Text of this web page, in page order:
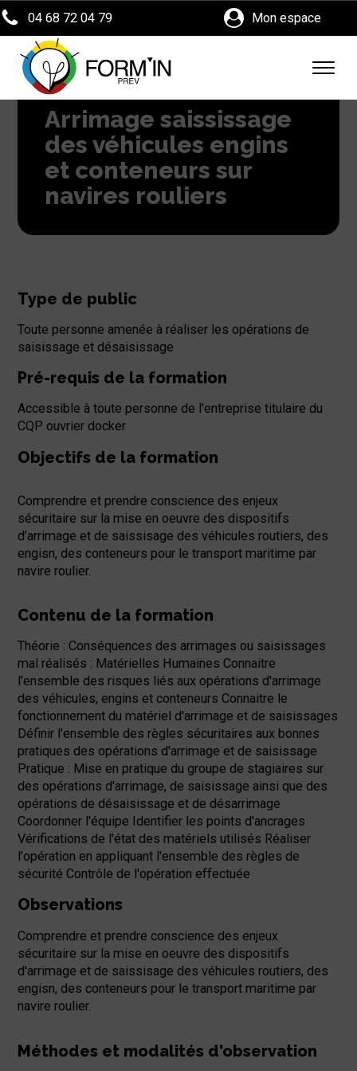
Arrimage saississage
des véhicules engins
et conteneurs sur
navires rouliers
Type de public
Toute personne amenée à réaliser les opérations de
saisissage et désaisissage
Pré-requis de la formation
Accessible à toute personne de l'entreprise titulaire du
CQP ouvrier docker
Objectifs de la formation
Comprendre et prendre conscience des enjeux
sécuritaire sur la mise en oeuvre des dispositifs
d’arrimage et de saissisage des véhicules routiers, des
engisn, des conteneurs pour le transport maritime par
navire roulier.
Contenu de la formation
Théorie : Conséquences des arrimages ou saisissages
mal réalisés : Matérielles Humaines Connaitre
l'ensemble des risques liés aux opérations d'arrimage
des véhicules, engins et conteneurs Connaitre le
fonctionnement du matériel d'arrimage et de saisissages
Définir l'ensemble des règles sécuritaires aux bonnes
pratiques des opérations d'arrimage et de saisissage
Pratique : Mise en pratique du groupe de stagiaires sur
des opérations d'arrimage, de saisissage ainsi que des
opérations de désaisissage et de désarrimage
Coordonner l'équipe Identifier les points d'ancrages
Vérifications de l'état des matériels utilisés Réaliser
l'opération en appliquant l'ensemble des règles de
sécurité Contrôle de l'opération effectuée
Observations
Comprendre et prendre conscience des enjeux
sécuritaire sur la mise en oeuvre des dispositifs
d'arrimage et de saissisage des véhicules routiers, des
engisn, des conteneurs pour le transport maritime par
navire roulier.
Méthodes et modalités d'observation
04 68 72 04 79 Mon espace